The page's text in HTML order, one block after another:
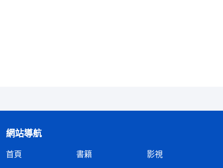
人。除此之外，他該怎麽撒謊還怎麽撒謊，該怎麽騙
網站導航
首頁 書籍
影視